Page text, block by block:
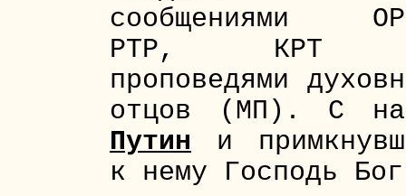
сообщениями
РТР, КРТ
проповедями
отцов (МП). С
Путин и
к нему Господь